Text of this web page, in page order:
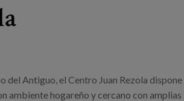
del Antiguo, el Centro Juan Rezola
ambiente hogareño y cercano con